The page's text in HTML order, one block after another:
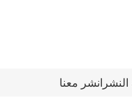
انشر معنا